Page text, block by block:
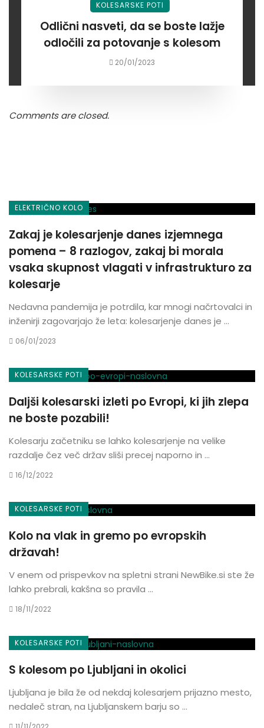
KOLESARSKE POTI
Odlični nasveti, da se boste lažje
odločili za potovanje s kolesom
20/01/2023
Comments are closed.
ELEKTRIČNO KOLO
Zakaj je kolesarjenje danes izjemnega
pomena – 8 razlogov, zakaj bi morala
vsaka skupnost vlagati v infrastrukturo za
kolesarje
Nedavna pandemija je potrdila, kar mnogi načrtovalci in
inženirji zagovarjajo že leta: kolesarjenje danes je ...
06/01/2023
KOLESARSKE POTI
Daljši kolesarski izleti po Evropi, ki jih zlepa
ne boste pozabili!
Kolesarju začetniku se lahko kolesarjenje na velike
razdalje čez več držav sliši precej naporno in ...
16/12/2022
KOLESARSKE POTI
Kolo na vlak in gremo po evropskih
državah!
V enem od prispevkov na spletni strani NewBike.si ste že
lahko prebrali, kakšna so pravila ...
18/11/2022
KOLESARSKE POTI
S kolesom po Ljubljani in okolici
Ljubljana je bila že od nekdaj kolesarjem prijazno mesto,
nedaleč stran, na Ljubljanskem barju so ...